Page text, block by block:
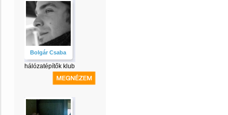
Bolgár Csaba
hálózatépítők klub